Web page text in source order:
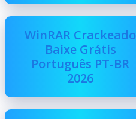
WinRAR Crackeado
Baixe Grátis
Português PT-BR
2026